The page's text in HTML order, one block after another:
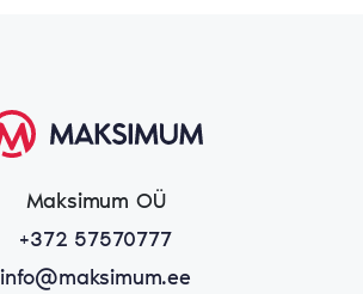
Maksimum OÜ
+372 57570777
info@maksimum.ee